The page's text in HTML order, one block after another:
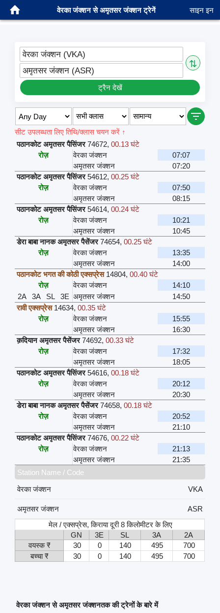
वेरका जंक्शन से अमृतसर जंक्शन ट्रेनें साइन इन
वेरका जंक्शन (VKA)
⇅
अमृतसर जंक्शन (ASR)
ट्रैन देखें
सीट उपलब्धता लिए तिथि/क्लास चयन करें ↑
पठानकोट अमृतसर पैसिंजर 74672,00.13 घंटे
रोज़
वेरका जंक्शन
07:07
अमृतसर जंक्शन
07:20
पठानकोट अमृतसर पैसिंजर 54612,00.25 घंटे
रोज़
वेरका जंक्शन
07:50
अमृतसर जंक्शन
08:15
पठानकोट अमृतसर पैसिंजर 54614,00.24 घंटे
रोज़
वेरका जंक्शन
10:21
अमृतसर जंक्शन
10:45
डेरा बाबा नानक अमृतसर पैसेंजर 74654,00.25 घंटे
रोज़
वेरका जंक्शन
13:35
अमृतसर जंक्शन
14:00
पठानकोट भगत की कोठी एक्सप्रेस 14804,00.40 घंटे
रोज़
वेरका जंक्शन
14:10
2A
3A SL 3E अमृतसर जंक्शन
14:50
रावी एक्सप्रेस 14634,00.35 घंटे
रोज़
वेरका जंक्शन
15:55
अमृतसर जंक्शन
16:30
क़दियान अमृतसर पैसेंजर 74692,00.33 घंटे
रोज़
वेरका जंक्शन
17:32
अमृतसर जंक्शन
18:05
पठानकोट अमृतसर पैसिंजर 54616,00.18 घंटे
रोज़
वेरका जंक्शन
20:12
अमृतसर जंक्शन
20:30
डेरा बाबा नानक अमृतसर पैसेंजर 74658,00.18 घंटे
रोज़
वेरका जंक्शन
20:52
अमृतसर जंक्शन
21:10
पठानकोट अमृतसर पैसिंजर 74676,00.22 घंटे
रोज़
वेरका जंक्शन
21:13
अमृतसर जंक्शन
21:35
Station Name / Code
वेरका जंक्शन
VKA
अमृतसर जंक्शन
ASR
मेल / एक्सप्रेस, किराया दूरी 8 किलोमीटर के लिए
GN
3E SL 3A
2A
वयस्क ₹
30 0 140 495
700
बच्चा ₹
30 0 140 495 700
वेरका जंक्शन से अमृतसर जंक्शनतक की ट्रेनों के बारे में